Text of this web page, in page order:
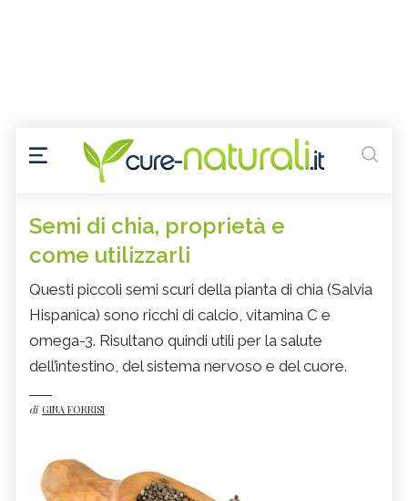
Semi di chia, proprietà e
come utilizzarli
Questi piccoli semi scuri della pianta di chia (Salvia
Hispanica) sono ricchi di calcio, vitamina C e
omega-3. Risultano quindi utili per la salute
dell’intestino, del sistema nervoso e del cuore.
di GINA FORRISI